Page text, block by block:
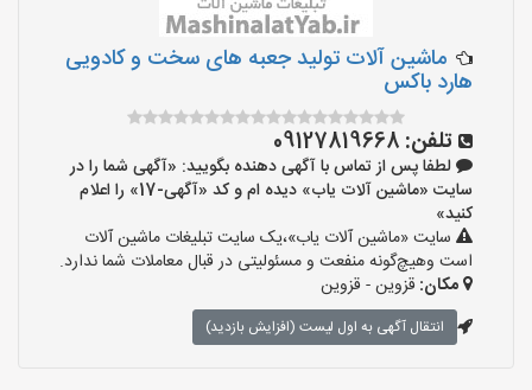
ماشین آلات تولید جعبه های سخت و کادویی
هارد باکس
تلفن: 09127819668
لطفا پس از تماس با آگهی دهنده بگویید: «آگهی شما را در
سایت «ماشین آلات یاب» دیده ام و کد «آگهی-17» را اعلام
کنید»
سایت «ماشین آلات یاب»،یک سایت تبلیغات ماشین آلات
است وهیچ‌گونه منفعت و مسئولیتی در قبال معاملات شما ندارد.
مکان: قزوین - قزوین
انتقال آگهی به اول لیست (افزایش بازدید)